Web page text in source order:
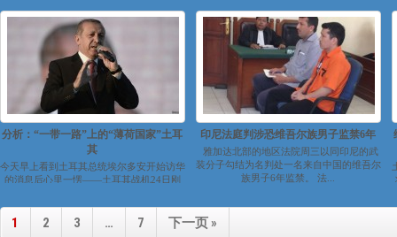
分析：“一带一路”上的“薄荷国家”土耳
其
今天早上看到土耳其总统埃尔多安开始访华
的消息后心里一愣——土耳其战机24日刚
国”...
印尼法庭判涉恐维吾尔族男子监禁6年
雅加达北部的地区法院周三以同印尼的武
装分子勾结为名判处一名来自中国的维吾尔
族男子6年监禁。 法...
1 2 3 … 7 下一页 »